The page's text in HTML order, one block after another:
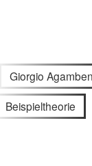
Giorgio Agamben
Beispieltheorie